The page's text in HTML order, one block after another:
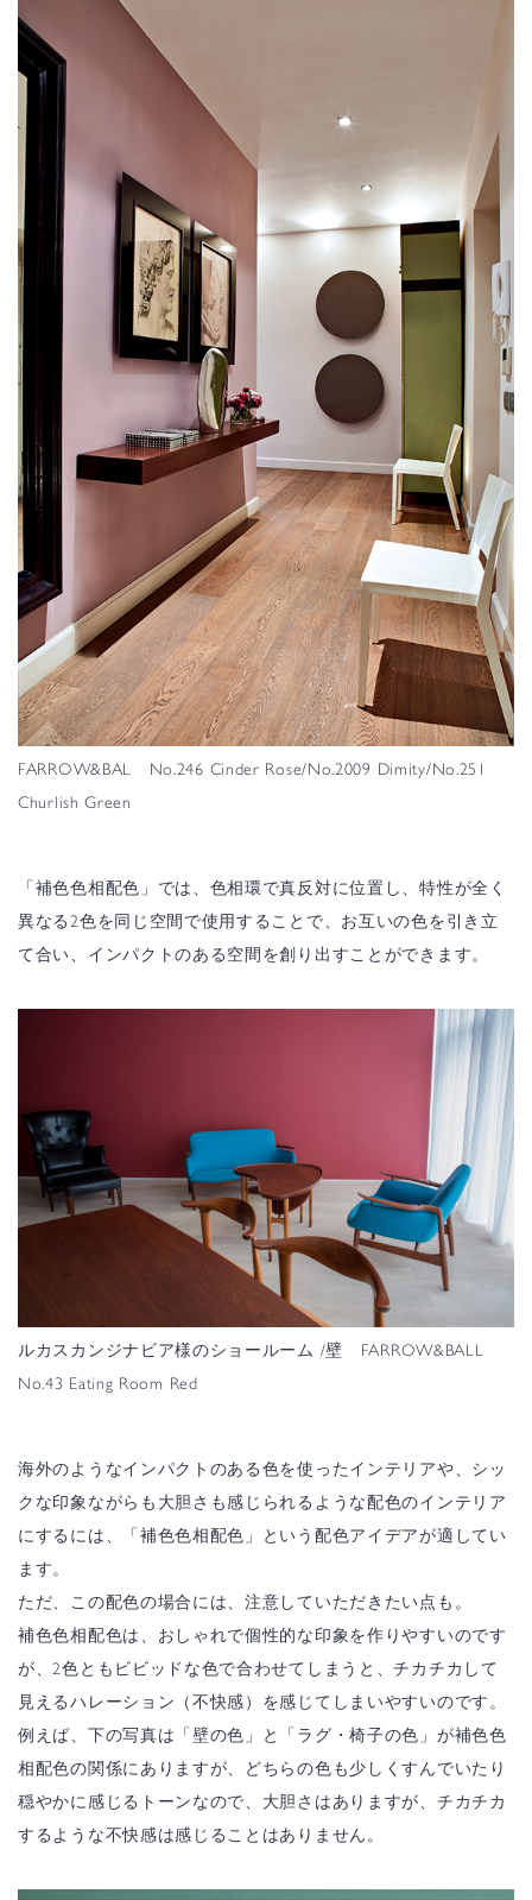
FARROW&BAL No.246 Cinder Rose/No.2009 Dimity/No.251
Churlish Green
「補色色相配色」では、色相環で真反対に位置し、特性が全く
異なる2色を同じ空間で使用することで、お互いの色を引き立
て合い、インパクトのある空間を創り出すことができます。
ルカスカンジナビア様のショールーム /壁 FARROW&BALL
No.43 Eating Room Red
海外のようなインパクトのある色を使ったインテリアや、シッ
クな印象ながらも大胆さも感じられるような配色のインテリア
にするには、「補色色相配色」という配色アイデアが適してい
ます。
ただ、この配色の場合には、注意していただきたい点も。
補色色相配色は、おしゃれで個性的な印象を作りやすいのです
が、2色ともビビッドな色で合わせてしまうと、チカチカして
見えるハレーション（不快感）を感じてしまいやすいのです。
例えば、下の写真は「壁の色」と「ラグ・椅子の色」が補色色
相配色の関係にありますが、どちらの色も少しくすんでいたり
穏やかに感じるトーンなので、大胆さはありますが、チカチカ
するような不快感は感じることはありません。